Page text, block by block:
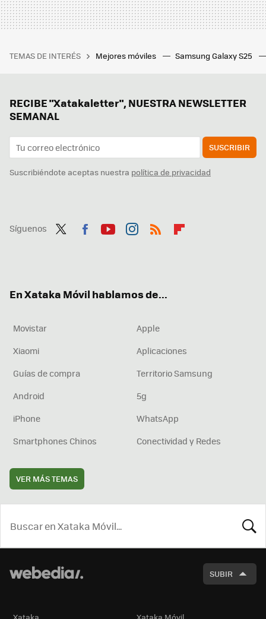
TEMAS DE INTERÉS Mejores móviles Samsung Galaxy S25
RECIBE "Xatakaletter", NUESTRA NEWSLETTER
SEMANAL
SUSCRIBIR
Suscribiéndote aceptas nuestra política de privacidad
Síguenos
En Xataka Móvil hablamos de...
Movistar
Apple
Xiaomi
Aplicaciones
Guías de compra
Territorio Samsung
Android
5g
iPhone
WhatsApp
Smartphones Chinos
Conectividad y Redes
VER MÁS TEMAS
SUBIR